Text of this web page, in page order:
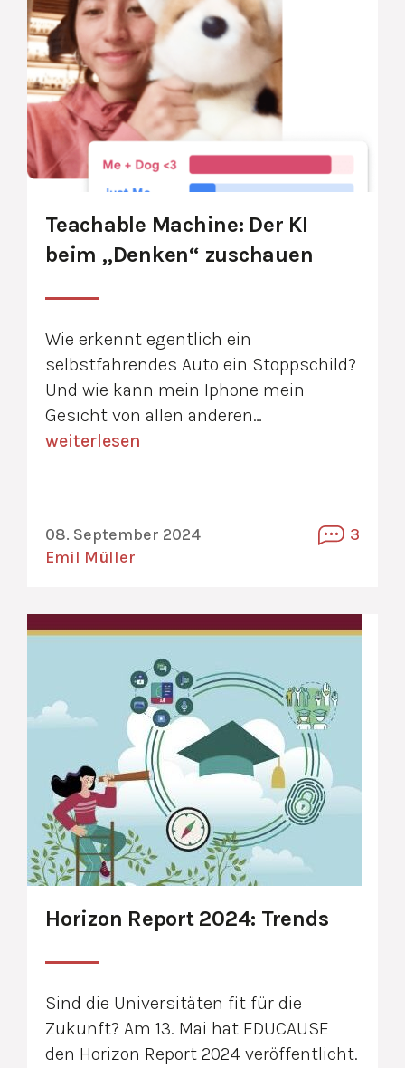
Teachable Machine: Der KI
beim „Denken“ zuschauen
Wie erkennt egentlich ein
selbstfahrendes Auto ein Stoppschild?
Und wie kann mein Iphone mein
Gesicht von allen anderen…
weiterlesen
08. September 2024
Emil Müller
3
Horizon Report 2024: Trends
Sind die Universitäten fit für die
Zukunft? Am 13. Mai hat EDUCAUSE
den Horizon Report 2024 veröffentlicht.